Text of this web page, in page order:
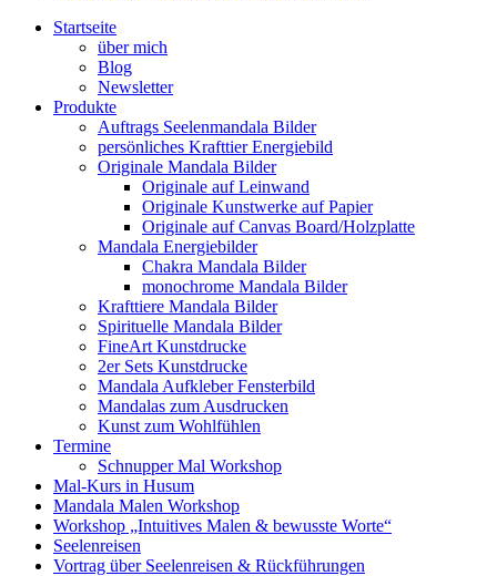
Startseite
über mich
Blog
Newsletter
Produkte
Auftrags Seelenmandala Bilder
persönliches Krafttier Energiebild
Originale Mandala Bilder
Originale auf Leinwand
Originale Kunstwerke auf Papier
Originale auf Canvas Board/Holzplatte
Mandala Energiebilder
Chakra Mandala Bilder
monochrome Mandala Bilder
Krafttiere Mandala Bilder
Spirituelle Mandala Bilder
FineArt Kunstdrucke
2er Sets Kunstdrucke
Mandala Aufkleber Fensterbild
Mandalas zum Ausdrucken
Kunst zum Wohlfühlen
Termine
Schnupper Mal Workshop
Mal-Kurs in Husum
Mandala Malen Workshop
Workshop „Intuitives Malen & bewusste Worte“
Seelenreisen
Vortrag über Seelenreisen & Rückführungen